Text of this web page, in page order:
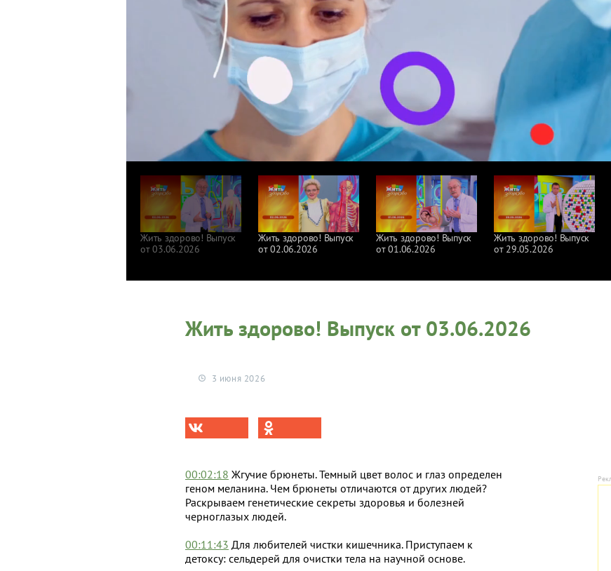
Жить здорово! Выпуск
от 03.06.2026
Жить здорово! Выпуск
от 02.06.2026
Жить здорово! Выпуск
от 01.06.2026
Жить здорово! Выпуск
от 29.05.2026
Жить здорово! Выпуск от 03.06.2026
3 июня 2026
00:02:18 Жгучие брюнеты. Темный цвет волос и глаз определен
геном меланина. Чем брюнеты отличаются от других людей?
Раскрываем генетические секреты здоровья и болезней
черноглазых людей.
00:11:43 Для любителей чистки кишечника. Приступаем к
детоксу: сельдерей для очистки тела на научной основе.